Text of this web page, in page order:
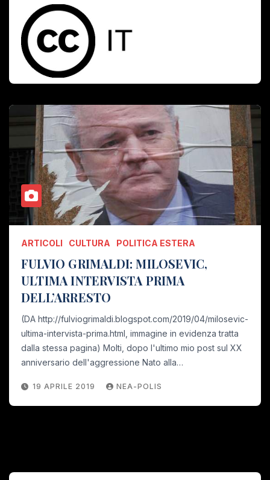
ARTICOLI CULTURA POLITICA ESTERA
FULVIO GRIMALDI: MILOSEVIC,
ULTIMA INTERVISTA PRIMA
DELL’ARRESTO
(DA http://fulviogrimaldi.blogspot.com/2019/04/milosevic-
ultima-intervista-prima.html, immagine in evidenza tratta
dalla stessa pagina) Molti, dopo l'ultimo mio post sul XX
anniversario dell'aggressione Nato alla…
19 APRILE 2019 NEA-POLIS